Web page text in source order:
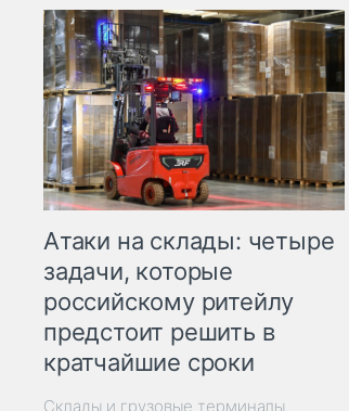
Атаки на склады: четыре
задачи, которые
российскому ритейлу
предстоит решить в
кратчайшие сроки
Склады и грузовые терминалы